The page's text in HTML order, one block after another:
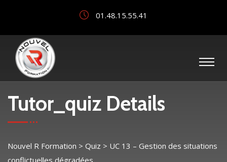
01.48.15.55.41
Tutor_quiz Details
Nouvel R Formation > Quiz > UC 13 – Gestion des situations
conflictuelles dégradées